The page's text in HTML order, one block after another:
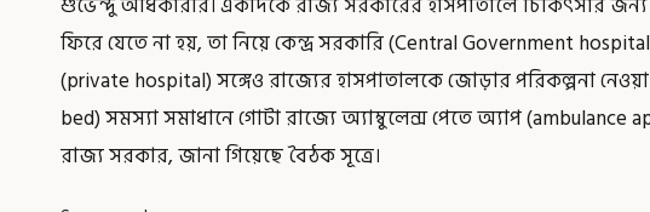
ফিরে যেতে না হয়, তা নিয়ে কেন্দ্র সরকারি (Central Government
(private hospital) সঙ্গেও রাজ্যের হাসপাতালকে জোড়ার পরিকল্পনা
bed) সমস্যা সমাধানে গোটা রাজ্যে অ্যাম্বুলেন্স পেতে অ্যাপ (ambulance
রাজ্য সরকার, জানা গিয়েছে বৈঠক সূত্রে।